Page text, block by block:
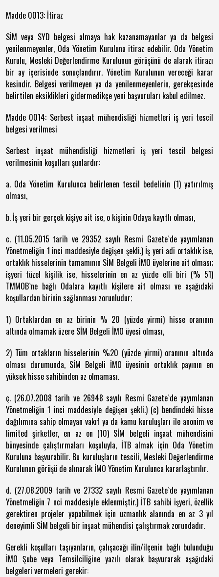
Madde 0013: İtiraz
SİM veya SYD belgesi almaya hak kazanamayanlar ya da belgesi
yenilenmeyenler, Oda Yönetim Kuruluna itiraz edebilir. Oda Yönetim
Kurulu, Mesleki Değerlendirme Kurulunun görüşünü de alarak itirazı
bir ay içerisinde sonuçlandırır. Yönetim Kurulunun vereceği karar
kesindir. Belgesi verilmeyen ya da yenilenmeyenlerin, gerekçesinde
belirtilen eksiklikleri gidermedikçe yeni başvuruları kabul edilmez.
Madde 0014: Serbest inşaat mühendisliği hizmetleri iş yeri tescil
belgesi verilmesi
Serbest inşaat mühendisliği hizmetleri iş yeri tescil belgesi
verilmesinin koşulları şunlardır:
a. Oda Yönetim Kurulunca belirlenen tescil bedelinin (1) yatırılmış
olması,
b. İş yeri bir gerçek kişiye ait ise, o kişinin Odaya kayıtlı olması,
c. (11.05.2015 tarih ve 29352 sayılı Resmi Gazete`de yayımlanan
Yönetmeliğin 1 inci maddesiyle değişen şekli.) İş yeri adi ortaklık ise,
ortaklık hisselerinin tamamının SİM Belgeli İMO üyelerine ait olması;
işyeri tüzel kişilik ise, hisselerinin en az yüzde elli biri (% 51)
TMMOB`ne bağlı Odalara kayıtlı kişilere ait olması ve aşağıdaki
koşullardan birinin sağlanması zorunludur;
1) Ortaklardan en az birinin % 20 (yüzde yirmi) hisse oranının
altında olmamak üzere SİM Belgeli İMO üyesi olması,
2) Tüm ortakların hisselerinin %20 (yüzde yirmi) oranının altında
olması durumunda, SİM Belgeli İMO üyesinin ortaklık payının en
yüksek hisse sahibinden az olmaması.
ç. (26.07.2008 tarih ve 26948 sayılı Resmi Gazete`de yayımlanan
Yönetmeliğin 1 inci maddesiyle değişen şekli.) (c) bendindeki hisse
dağılımına sahip olmayan vakıf ya da kamu kuruluşları ile anonim ve
limited şirketler, en az on (10) SİM belgeli inşaat mühendisini
bünyesinde çalıştırmaları koşuluyla, İTB almak için Oda Yönetim
Kuruluna başvurabilir. Bu kuruluşların tescili, Mesleki Değerlendirme
Kurulunun görüşü de alınarak İMO Yönetim Kurulunca kararlaştırılır.
d. (27.08.2009 tarih ve 27332 sayılı Resmi Gazete`de yayımlanan
Yönetmeliğin 7 nci maddesiyle eklenmiştir.) İTB sahibi işyeri, özellik
gerektiren projeler yapabilmek için uzmanlık alanında en az 3 yıl
deneyimli SİM belgeli bir inşaat mühendisi çalıştırmak zorundadır.
Gerekli koşulları taşıyanların, çalışacağı ilin/ilçenin bağlı bulunduğu
İMO Şube veya Temsilciliğine yazılı olarak başvurarak aşağıdaki
belgeleri vermeleri gerekir: